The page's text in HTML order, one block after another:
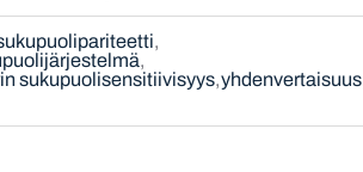
sukupuolisensitiivisyys yhdenvertaisuus